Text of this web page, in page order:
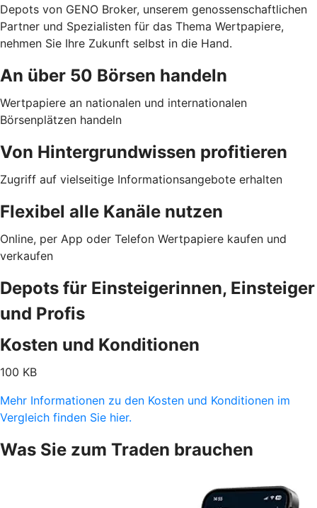
Depots von GENO Broker, unserem genossenschaftlichen
Partner und Spezialisten für das Thema Wertpapiere,
nehmen Sie Ihre Zukunft selbst in die Hand.
An über 50 Börsen handeln
Wertpapiere an nationalen und internationalen
Börsenplätzen handeln
Von Hintergrundwissen profitieren
Zugriff auf vielseitige Informationsangebote erhalten
Flexibel alle Kanäle nutzen
Online, per App oder Telefon Wertpapiere kaufen und
verkaufen
Depots für Einsteigerinnen, Einsteiger
und Profis
Kosten und Konditionen
100 KB
Mehr Informationen zu den Kosten und Konditionen im
Vergleich finden Sie hier.
Was Sie zum Traden brauchen